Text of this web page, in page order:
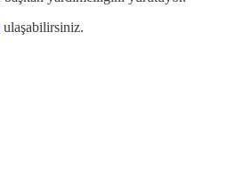
ulaşabilirsiniz.